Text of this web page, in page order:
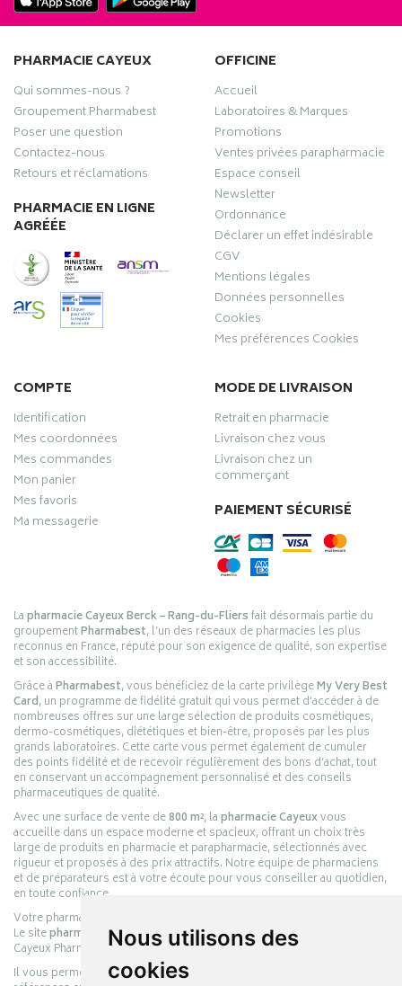
Nous utilisons des
cookies
PHARMACIE CAYEUX
Qui sommes-nous ?
Groupement Pharmabest
Poser une question
Contactez-nous
Retours et réclamations
PHARMACIE EN LIGNE
AGRÉÉE
OFFICINE
Accueil
Laboratoires & Marques
Promotions
Ventes privées parapharmacie
Espace conseil
Newsletter
Ordonnance
Déclarer un effet indésirable
CGV
Mentions légales
Données personnelles
Cookies
Mes préférences Cookies
COMPTE
Identification
Mes coordonnées
Mes commandes
Mon panier
Mes favoris
Ma messagerie
MODE DE LIVRAISON
Retrait en pharmacie
Livraison chez vous
Livraison chez un
commerçant
PAIEMENT SÉCURISÉ
Lapharmacie Cayeux Berck – Rang-du-Fliersfait désormais partie du
groupementPharmabest, l’un des réseaux de pharmacies les plus
reconnus en France, réputé pour son exigence de qualité, son expertise
et son accessibilité.
Grâce àPharmabest, vous bénéficiez de la carte privilègeMy Very Best
Card, un programme de fidélité gratuit qui vous permet d’accéder à de
nombreuses offres sur une large sélection de produits cosmétiques,
dermo-cosmétiques, diététiques et bien-être, proposés par les plus
grands laboratoires. Cette carte vous permet également de cumuler
des points fidélité et de recevoir régulièrement des bons d’achat, tout
en conservant un accompagnement personnalisé et des conseils
pharmaceutiques de qualité.
Avec une surface de vente de800 m², lapharmacie Cayeuxvous
accueille dans un espace moderne et spacieux, offrant un choix très
large de produits en pharmacie et parapharmacie, sélectionnés avec
rigueur et proposés à des prix attractifs. Notre équipe de pharmaciens
et de préparateurs est à votre écoute pour vous conseiller au quotidien,
en toute confiance.
Votre pharmacie en ligne :
Le sitepharmacie-cayeux.frest le prolongement digital de la pharmacie
Cayeux Pharmabest Berck-sur-Mer – Rang-du-Fliers.
Il vous permet de réaliser vos achats en ligne parmi des milliers de